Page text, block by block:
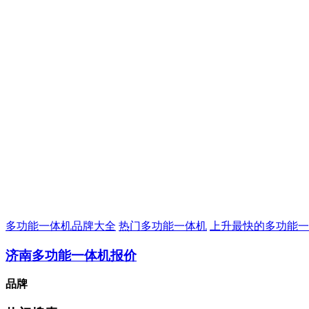
多功能一体机品牌大全 热门多功能一体机 上升最快的多功能
济南多功能一体机报价
品牌